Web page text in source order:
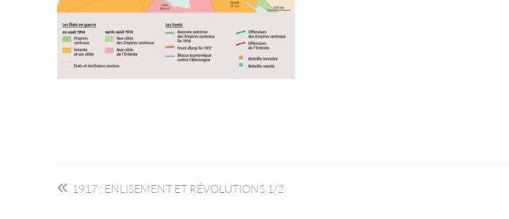
Navigation
de 1917 : ENLISEMENT ET RÉVOLUTIONS 1/2